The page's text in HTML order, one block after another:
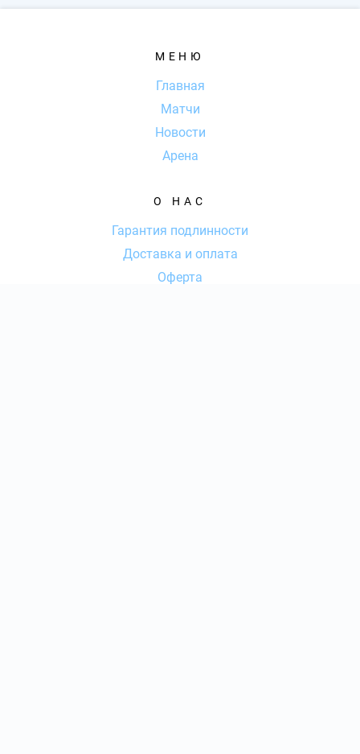
МЕНЮ
Главная
Матчи
Новости
Арена
О НАС
Гарантия подлинности
Доставка и оплата
Оферта